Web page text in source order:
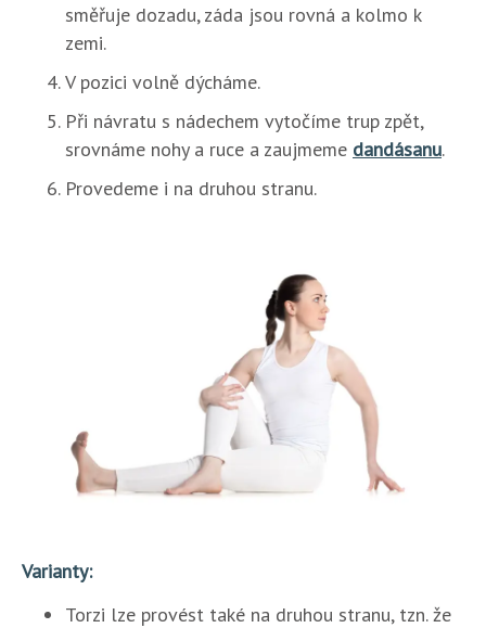
směřuje dozadu, záda jsou rovná a kolmo k
zemi.
V pozici volně dýcháme.
Při návratu s nádechem vytočíme trup zpět,
srovnáme nohy a ruce a zaujmeme dandásanu.
Provedeme i na druhou stranu.
Varianty:
Torzi lze provést také na druhou stranu, tzn. že